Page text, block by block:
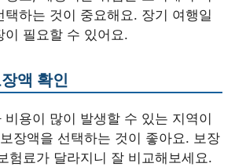
택하는 것이 중요해요. 장기 여행일
이 필요할 수 있어요.
액 확인
비용이 많이 발생할 수 있는 지역이
장액을 선택하는 것이 좋아요. 보장
험료가 달라지니 잘 비교해보세요.